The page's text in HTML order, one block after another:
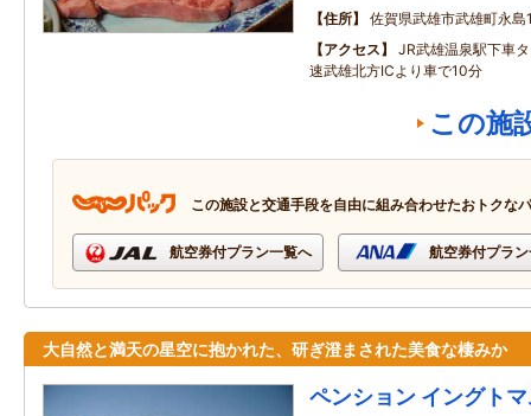
住所
佐賀県武雄市武雄町永
アクセス
JR武雄温泉駅下車
速武雄北方ICより車で10分
この施
この施設と交通手段を自由に組み合わせたおトクな
航空券付プラン一覧へ 航空券付プラ
大自然と満天の星空に抱かれた、研ぎ澄まされた美食な棲みか
ペンション イングト